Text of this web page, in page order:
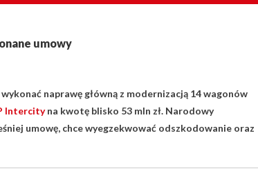
umowy
naprawę główną z modernizacją 14 wagonów
Intercityna kwotę blisko 53 mln zł. Narodowy
umowę, chce wyegzekwować odszkodowanie oraz